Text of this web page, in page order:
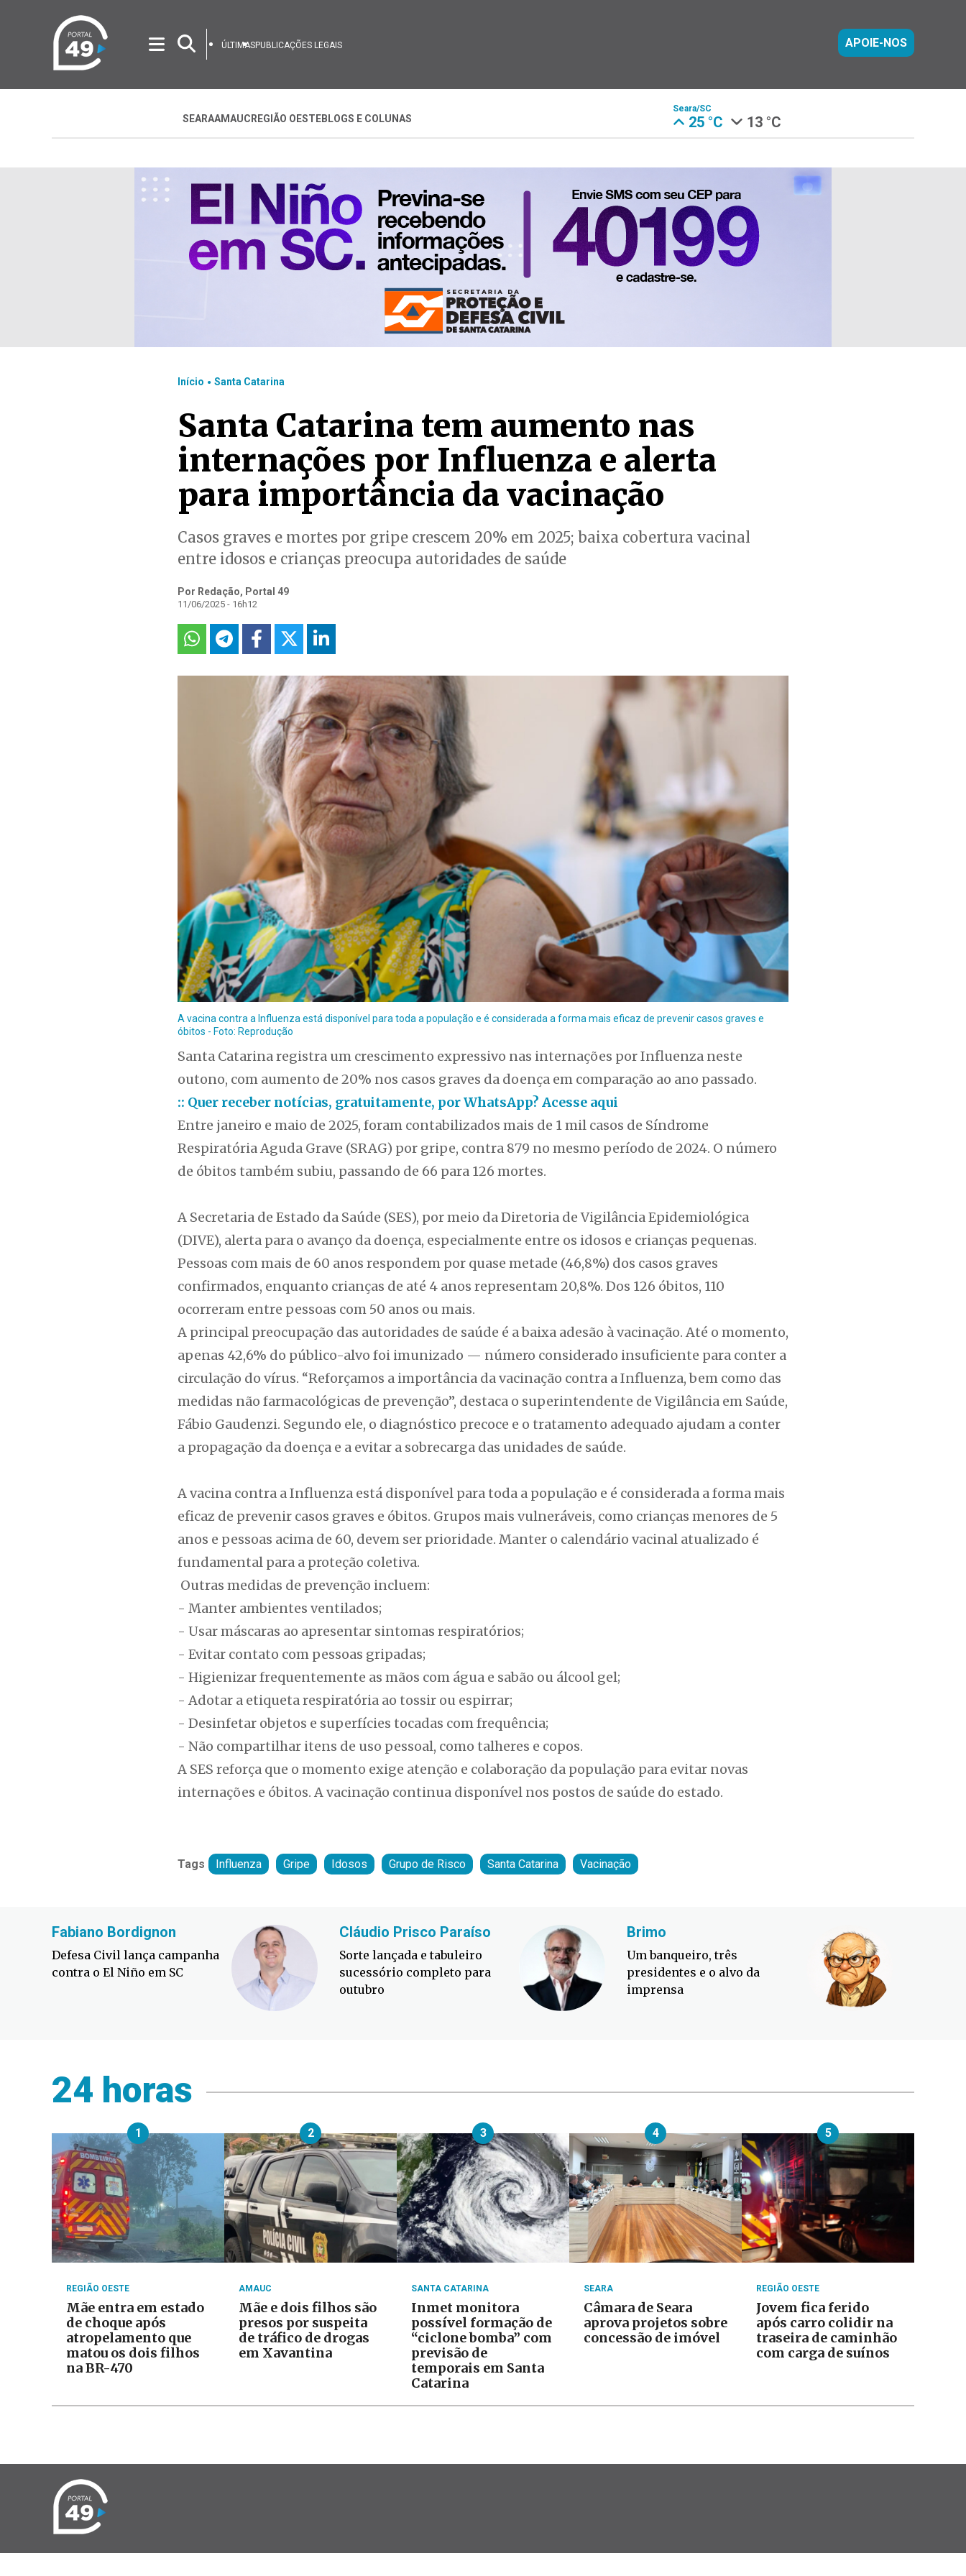
ÚLTIMASPUBLICAÇÕES LEGAIS APOIE-NOS
SEARAAMAUC REGIÃO OESTEBLOGS E COLUNAS
Seara/SC
25 °C 13 °C
Início . Santa Catarina
Santa Catarina tem aumento nas
internações por Influenza e alerta
para importância da vacinação
Casos graves e mortes por gripe crescem 20% em 2025; baixa cobertura vacinal
entre idosos e crianças preocupa autoridades de saúde
Por Redação, Portal 49
11/06/2025 - 16h12
A vacina contra a Influenza está disponível para toda a população e é considerada a forma mais eficaz de prevenir casos graves e
óbitos - Foto: Reprodução
Santa Catarina registra um crescimento expressivo nas internações por Influenza neste
outono, com aumento de 20% nos casos graves da doença em comparação ao ano passado.
:: Quer receber notícias, gratuitamente, por WhatsApp? Acesse aqui
Entre janeiro e maio de 2025, foram contabilizados mais de 1 mil casos de Síndrome
Respiratória Aguda Grave (SRAG) por gripe, contra 879 no mesmo período de 2024. O número
de óbitos também subiu, passando de 66 para 126 mortes.
A Secretaria de Estado da Saúde (SES), por meio da Diretoria de Vigilância Epidemiológica
(DIVE), alerta para o avanço da doença, especialmente entre os idosos e crianças pequenas.
Pessoas com mais de 60 anos respondem por quase metade (46,8%) dos casos graves
confirmados, enquanto crianças de até 4 anos representam 20,8%. Dos 126 óbitos, 110
ocorreram entre pessoas com 50 anos ou mais.
A principal preocupação das autoridades de saúde é a baixa adesão à vacinação. Até o momento,
apenas 42,6% do público-alvo foi imunizado — número considerado insuficiente para conter a
circulação do vírus. “Reforçamos a importância da vacinação contra a Influenza, bem como das
medidas não farmacológicas de prevenção”, destaca o superintendente de Vigilância em Saúde,
Fábio Gaudenzi. Segundo ele, o diagnóstico precoce e o tratamento adequado ajudam a conter
a propagação da doença e a evitar a sobrecarga das unidades de saúde.
A vacina contra a Influenza está disponível para toda a população e é considerada a forma mais
eficaz de prevenir casos graves e óbitos. Grupos mais vulneráveis, como crianças menores de 5
anos e pessoas acima de 60, devem ser prioridade. Manter o calendário vacinal atualizado é
fundamental para a proteção coletiva.
Outras medidas de prevenção incluem:
- Manter ambientes ventilados;
- Usar máscaras ao apresentar sintomas respiratórios;
- Evitar contato com pessoas gripadas;
- Higienizar frequentemente as mãos com água e sabão ou álcool gel;
- Adotar a etiqueta respiratória ao tossir ou espirrar;
- Desinfetar objetos e superfícies tocadas com frequência;
- Não compartilhar itens de uso pessoal, como talheres e copos.
A SES reforça que o momento exige atenção e colaboração da população para evitar novas
internações e óbitos. A vacinação continua disponível nos postos de saúde do estado.
Tags Influenza Gripe Idosos Grupo de Risco Santa Catarina Vacinação
Fabiano Bordignon
Defesa Civil lança campanha
contra o El Niño em SC
Cláudio Prisco Paraíso
Sorte lançada e tabuleiro
sucessório completo para
outubro
Brimo
Um banqueiro, três
presidentes e o alvo da
imprensa
24 horas
1
REGIÃO OESTE
Mãe entra em estado
de choque após
atropelamento que
matou os dois filhos
na BR-470
2
AMAUC
Mãe e dois filhos são
presos por suspeita
de tráfico de drogas
em Xavantina
3
SANTA CATARINA
Inmet monitora
possível formação de
“ciclone bomba” com
previsão de
temporais em Santa
Catarina
4
SEARA
Câmara de Seara
aprova projetos sobre
concessão de imóvel
5
REGIÃO OESTE
Jovem fica ferido
após carro colidir na
traseira de caminhão
com carga de suínos